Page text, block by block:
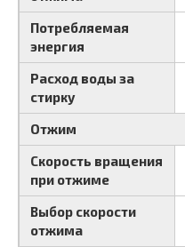
Потребляемая
энергия
Расход воды за
стирку
Отжим
Скорость вращения
при отжиме
Выбор скорости
отжима